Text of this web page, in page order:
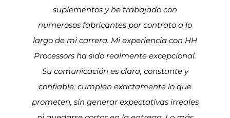
suplementos y he trabajado con
numerosos fabricantes por contrato a lo
largo de mi carrera. Mi experiencia con HH
Processors ha sido realmente excepcional.
Su comunicación es clara, constante y
confiable; cumplen exactamente lo que
prometen, sin generar expectativas irreales